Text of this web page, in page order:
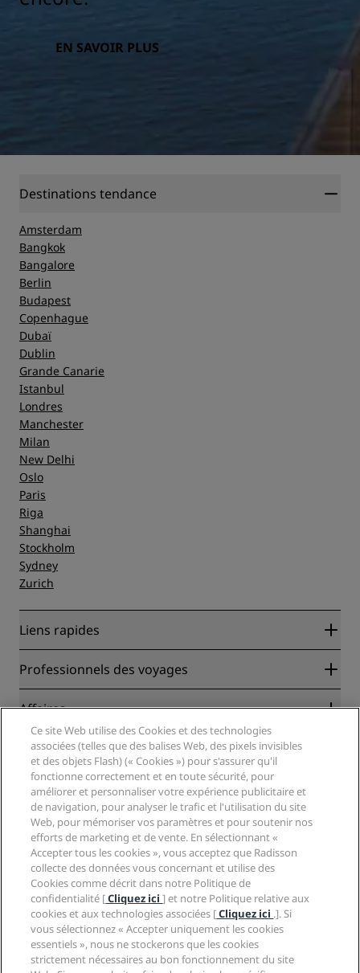
EN SAVOIR PLUS
Destinations tendance
Amsterdam
Bangkok
Bangalore
Berlin
Budapest
Copenhague
Dubaï
Dublin
Grande Canarie
Istanbul
Londres
Manchester
Milan
New Delhi
Oslo
Paris
Riga
Shanghai
Stockholm
Sydney
Zurich
Liens rapides
Radisson Rewards
Blog
Nouveaux et futurs hôtels
Application Radisson Hotels
Hôtels adaptés aux sportifs
Hôtels adaptés aux Familles
Santé et sécurité
Professionnels des voyages
Partenaires
Agents de voyages
Affaires
Radisson Hotel Group
Médias
Carrières RHG
Carrières PPHE
Carrières EHL
The Club by RHG
Opportunités de développement
Entreprise responsable
Approvisionnement
Légal
Centre de confidentialité
Mentions légales
Conditions générales Radisson Rewards
Contrat d’utilisation du site
Accessibilité numérique
Déclaration sur l’esclavage moderne
Aide
Avis aux consommateurs
Contact
FAQ
Plan du site
Médias sociaux
Marques Radisson Hotels
Ce site Web utilise des Cookies et des technologies
associées (telles que des balises Web, des pixels invisibles
et des objets Flash) (« Cookies ») pour s'assurer qu'il
fonctionne correctement et en toute sécurité, pour
améliorer et personnaliser votre expérience publicitaire et
de navigation, pour analyser le trafic et l'utilisation du site
Web, pour mémoriser vos paramètres et pour soutenir nos
efforts de marketing et de vente. En sélectionnant «
Accepter tous les cookies », vous acceptez que Radisson
collecte des données vous concernant et utilise des
Cookies comme décrit dans notre Politique de
confidentialité [Cliquez ici] et notre Politique relative aux
cookies et aux technologies associées [Cliquez ici .]. Si
vous sélectionnez « Accepter uniquement les cookies
essentiels », nous ne stockerons que les cookies
strictement nécessaires au bon fonctionnement du site